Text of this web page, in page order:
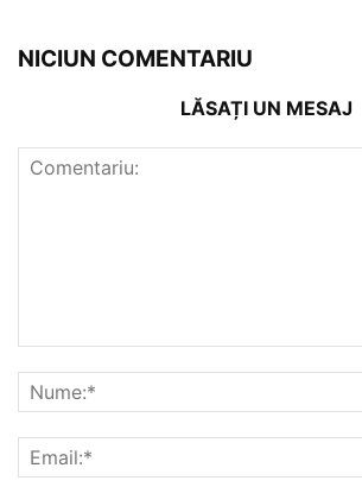
NICIUN COMENTARIU
LĂSAȚI UN MESAJ